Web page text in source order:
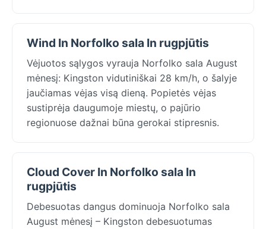
Wind In Norfolko sala In rugpjūtis
Vėjuotos sąlygos vyrauja Norfolko sala August
mėnesį: Kingston vidutiniškai 28 km/h, o šalyje
jaučiamas vėjas visą dieną. Popietės vėjas
sustiprėja daugumoje miestų, o pajūrio
regionuose dažnai būna gerokai stipresnis.
Cloud Cover In Norfolko sala In
rugpjūtis
Debesuotas dangus dominuoja Norfolko sala
August mėnesį – Kingston debesuotumas